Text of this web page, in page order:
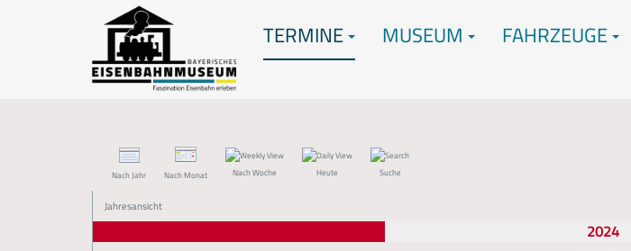
TERMINE MUSEUM FAHRZEUGE
Nach Jahr Nach Monat Nach Woche Heute Suche
Jahresansicht
2024